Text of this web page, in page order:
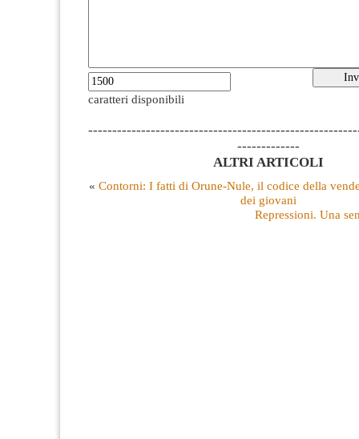
caratteri disponibili
-------------
ALTRI ARTICOLI
« Contorni: I fatti di Orune-Nule, il codice della
dei giovani
Repressioni. Una